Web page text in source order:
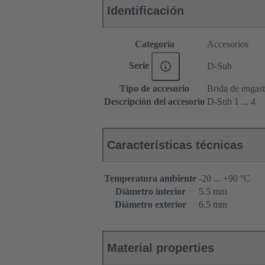
Identificación
Categoría Accesorios
Serie D-Sub
Tipo de accesorio
Brida de
Descripción del accesorio D-Sub 1 ... 4
Características técnicas
Temperatura ambiente -20 ... +90 °C
Diámetro interior
5.5 mm
Diámetro exterior
6.5 mm
Material properties